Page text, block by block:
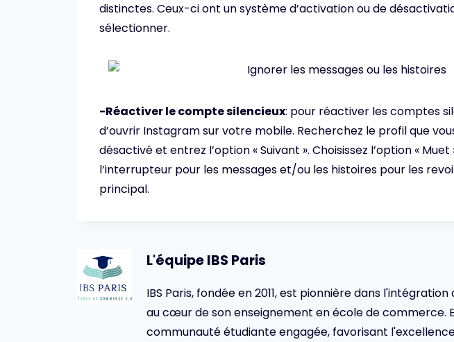
distinctes. Ceux-ci ont un système d’activation ou de
sélectionner.
-Réactiver le compte silencieux: pour réactiver les comptes
d’ouvrir Instagram sur votre mobile. Recherchez le profil que
désactivé et entrez l’option « Suivant ». Choisissez l’option «
l’interrupteur pour les messages et/ou les histoires pour les
principal.
L'équipe IBS Paris
IBS Paris, fondée en 2011, est pionnière dans
au cœur de son enseignement en école de commerce.
communauté étudiante engagée, favorisant